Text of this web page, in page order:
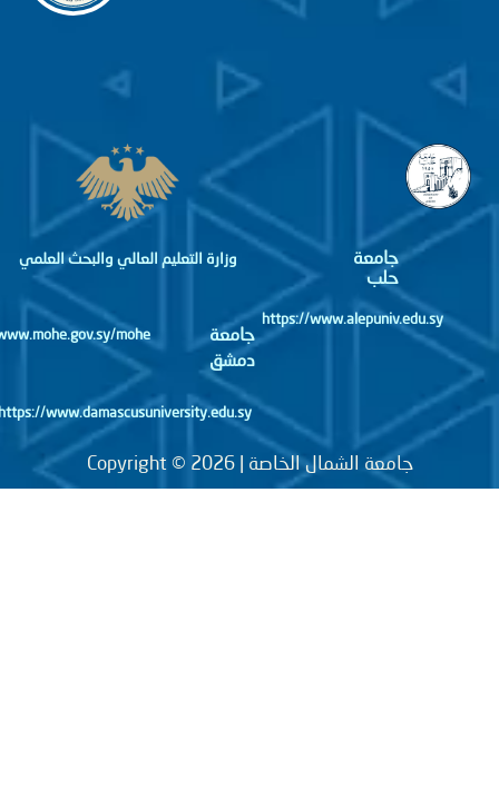
جامعة
https://www.alepuniv.edu.sy
جامعة
دمشق
وزارة التعليم العالي والبحث العلمي
http://www.mohe.gov.sy/mohe
جامعة الشمال الخاصة | Copyright © 2026